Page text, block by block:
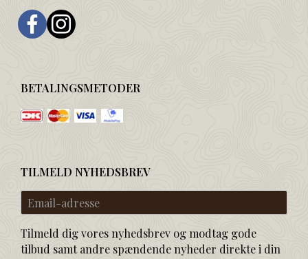
BETALINGSMETODER
TILMELD NYHEDSBREV
Email-
adresse
Tilmeld dig vores nyhedsbrev og modtag gode
tilbud samt andre spændende nyheder direkte i din